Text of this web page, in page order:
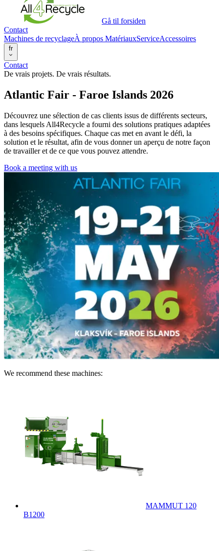
Gå til forsiden
Contact
Machines de recyclageÀ propos MatériauxServiceAccessoires
fr
Contact
De vrais projets. De vrais résultats.
Atlantic Fair - Faroe Islands 2026
Découvrez une sélection de cas clients issus de différents secteurs,
dans lesquels All4Recycle a fourni des solutions pratiques adaptées
à des besoins spécifiques. Chaque cas met en avant le défi, la
solution et le résultat, afin de vous donner un aperçu de notre façon
de travailler et de ce que vous pouvez attendre.
Book a meeting with us
We recommend these machines:
MAMMUT 120
B1200